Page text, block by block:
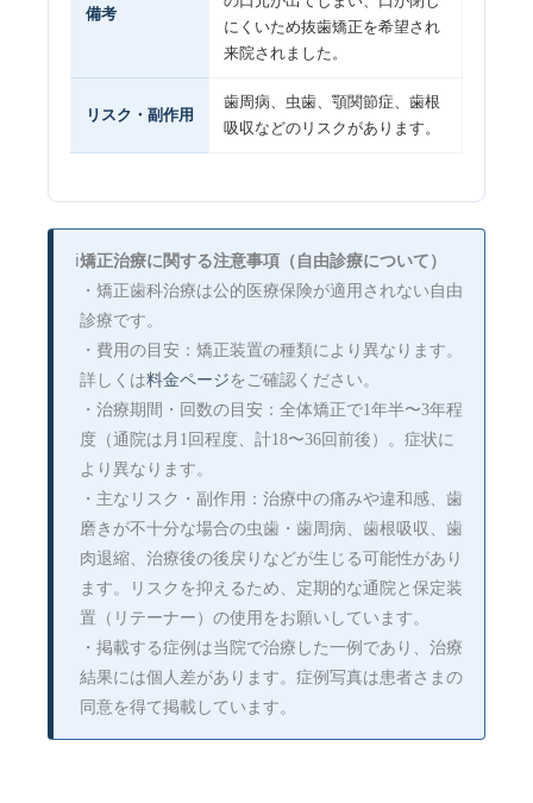
備考
にくいため抜歯矯正を希望され
来院されました。
リスク・副作用
歯周病、虫歯、顎関節症、歯根
吸収などのリスクがあります。
ℹ️矯正治療に関する注意事項（自由診療について）
・矯正歯科治療は公的医療保険が適用されない自由
診療です。
・費用の目安：矯正装置の種類により異なります。
詳しくは料金ページ をご確認ください。
・治療期間・回数の目安：全体矯正で1年半〜3年程
度（通院は月1回程度、計18〜36回前後）。症状に
より異なります。
・主なリスク・副作用：治療中の痛みや違和感、歯
磨きが不十分な場合の虫歯・歯周病、歯根吸収、歯
肉退縮、治療後の後戻りなどが生じる可能性があり
ます。リスクを抑えるため、定期的な通院と保定装
置（リテーナー）の使用をお願いしています。
・掲載する症例は当院で治療した一例であり、治療
結果には個人差があります。症例写真は患者さまの
同意を得て掲載しています。